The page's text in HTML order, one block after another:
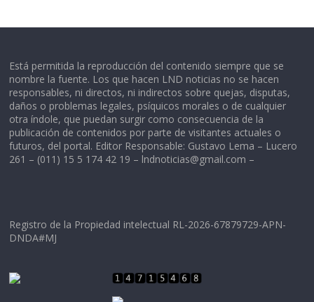
Está permitida la reproducción del contenido siempre que se
nombre la fuente. Los que hacen LND noticias no se hacen
responsables, ni directos, ni indirectos sobre quejas, disputas,
daños o problemas legales, psíquicos morales o de cualquier
otra índole, que puedan surgir como consecuencia de la
publicación de contenidos por parte de visitantes actuales o
futuros, del portal. Editor Responsable: Gustavo Lema – Lucero
261 – (011) 15 5 174 42 19 – lndnoticias@gmail.com –
Registro de la Propiedad intelectual RL-2026-67879729-APN-
DNDA#MJ